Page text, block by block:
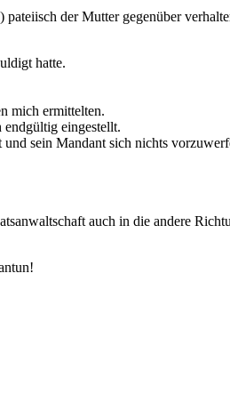
der Mutter gegenüber
hatte.
mich ermittelten.
endgültig eingestellt.
sein Mandant sich nichts
auch in die andere